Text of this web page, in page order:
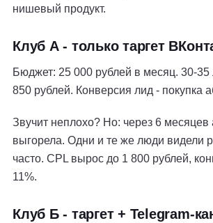
нишевый продукт.
Клуб А - только таргет
Бюджет: 25 000 рублей в месяц. 30-35
850 рублей. Конверсия лид - покупка
Звучит неплохо? Но: через 6 месяцев
выгорела. Одни и те же люди видели
часто. CPL вырос до 1 800 рублей,
11%.
Клуб Б - таргет + Telegram-